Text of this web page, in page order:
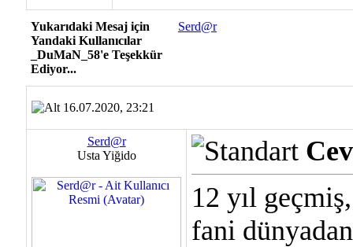
Yukarıdaki Mesaj için
Yandaki Kullanıcılar
_DuMaN_58'e Teşekkür
Ediyor...
Serd@r
16.07.2020, 23:21
Serd@r
Usta Yiğido
12 yıl
fani